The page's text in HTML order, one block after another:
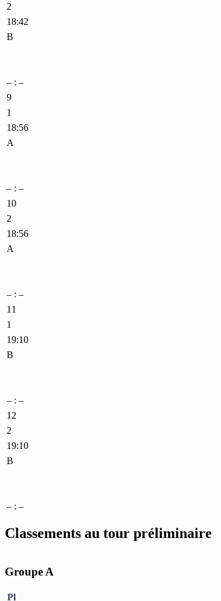
2
18:42
B
– : –
9
1
18:56
A
– : –
10
2
18:56
A
– : –
11
1
19:10
B
– : –
12
2
19:10
B
– : –
Classements au tour préliminaire
Groupe A
Pl